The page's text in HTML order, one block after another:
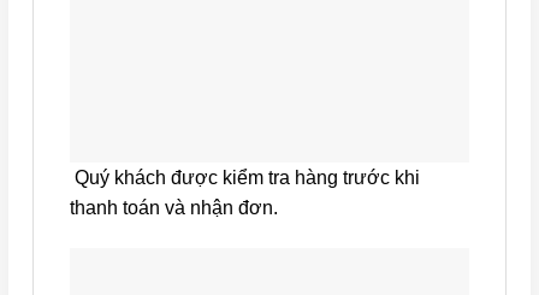
Quý khách được kiểm tra hàng trước khi
thanh toán và nhận đơn.